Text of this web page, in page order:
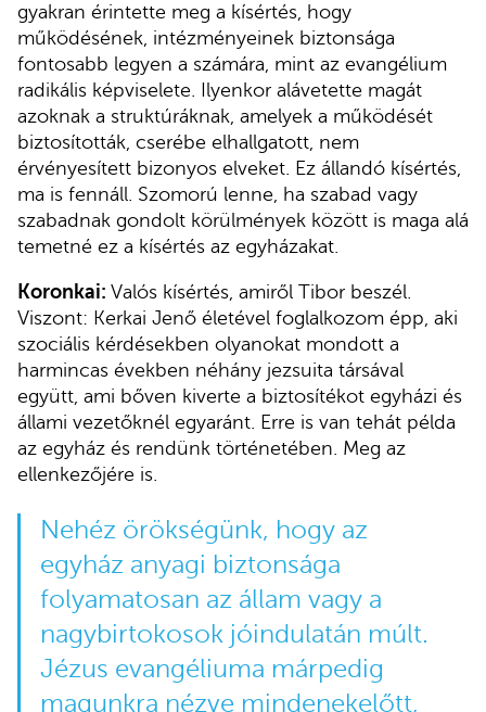
gyakran érintette meg a kísértés, hogy
működésének, intézményeinek biztonsága
fontosabb legyen a számára, mint az evangélium
radikális képviselete. Ilyenkor alávetette magát
azoknak a struktúráknak, amelyek a működését
biztosították, cserébe elhallgatott, nem
érvényesített bizonyos elveket. Ez állandó kísértés,
ma is fennáll. Szomorú lenne, ha szabad vagy
szabadnak gondolt körülmények között is maga alá
temetné ez a kísértés az egyházakat.
Koronkai: Valós kísértés, amiről Tibor beszél.
Viszont: Kerkai Jenő életével foglalkozom épp, aki
szociális kérdésekben olyanokat mondott a
harmincas években néhány jezsuita társával
együtt, ami bőven kiverte a biztosítékot egyházi és
állami vezetőknél egyaránt. Erre is van tehát példa
az egyház és rendünk történetében. Meg az
ellenkezőjére is.
Nehéz örökségünk, hogy az
egyház anyagi biztonsága
folyamatosan az állam vagy a
nagybirtokosok jóindulatán múlt.
Jézus evangéliuma márpedig
magunkra nézve mindenekelőtt,